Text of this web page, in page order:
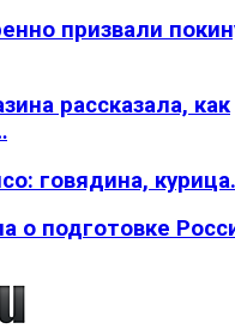
призвали
рассказала, как
говядина,
о подготовке